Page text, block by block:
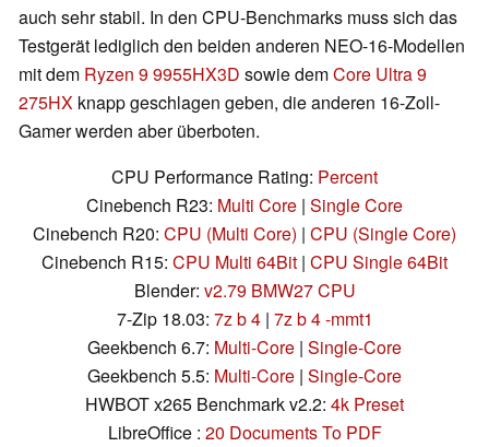
auch sehr stabil. In den CPU-Benchmarks muss sich das
Testgerät lediglich den beiden anderen NEO-16-Modellen
mit dem Ryzen 9 9955HX3D sowie demCore Ultra 9
275HX knapp geschlagen geben, die anderen 16-Zoll-
Gamer werden aber überboten.
CPU Performance Rating: Percent
Cinebench R23: Multi Core | Single Core
Cinebench R20: CPU (Multi Core) | CPU (Single Core)
Cinebench R15: CPU Multi 64Bit | CPU Single 64Bit
Blender: v2.79 BMW27 CPU
7-Zip 18.03: 7z b 4| 7z b 4 -mmt1
Geekbench 6.7: Multi-Core | Single-Core
Geekbench 5.5: Multi-Core | Single-Core
HWBOT x265 Benchmark v2.2: 4k Preset
LibreOffice : 20 Documents To PDF